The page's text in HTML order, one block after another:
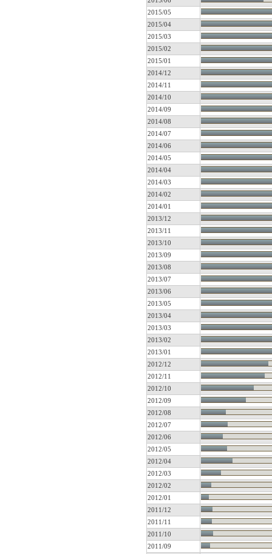
2015/05
2015/04
2015/03
2015/02
2015/01
2014/12
2014/11
2014/10
2014/09
2014/08
2014/07
2014/06
2014/05
2014/04
2014/03
2014/02
2014/01
2013/12
2013/11
2013/10
2013/09
2013/08
2013/07
2013/06
2013/05
2013/04
2013/03
2013/02
2013/01
2012/12
2012/11
2012/10
2012/09
2012/08
2012/07
2012/06
2012/05
2012/04
2012/03
2012/02
2012/01
2011/12
2011/11
2011/10
2011/09